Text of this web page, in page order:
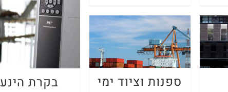
בקרת הינע ספנות וציוד ימי